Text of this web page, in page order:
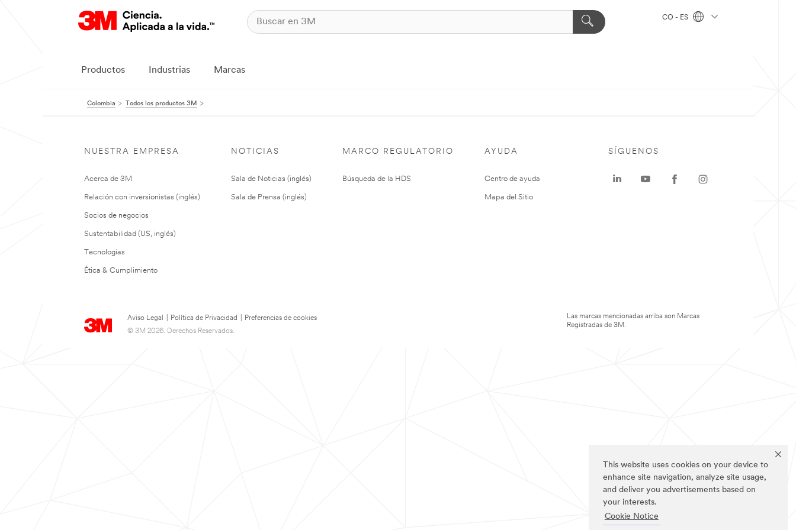
This website uses cookies on your device to
enhance site navigation, analyze site usage,
and deliver you advertisements based on
your interests.
Cookie Notice
CO - ES
Productos Industrias Marcas
Colombia Todos los productos 3M
NUESTRA EMPRESA
Acerca de 3M
Relación con inversionistas (inglés)
Socios de negocios
Sustentabilidad (US, inglés)
Tecnologías
Ética & Cumplimiento
NOTICIAS
Sala de Noticias (inglés)
Sala de Prensa (inglés)
MARCO REGULATORIO
Búsqueda de la HDS
AYUDA
Centro de ayuda
Mapa del Sitio
Aviso Legal Política de Privacidad
Preferencias de cookies
© 3M 2026. Derechos Reservados.
SÍGUENOS
Las marcas mencionadas arriba son Marcas
Registradas de 3M.